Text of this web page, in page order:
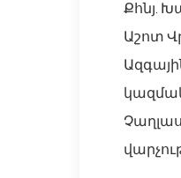
Քհնյ.
Աշոտ